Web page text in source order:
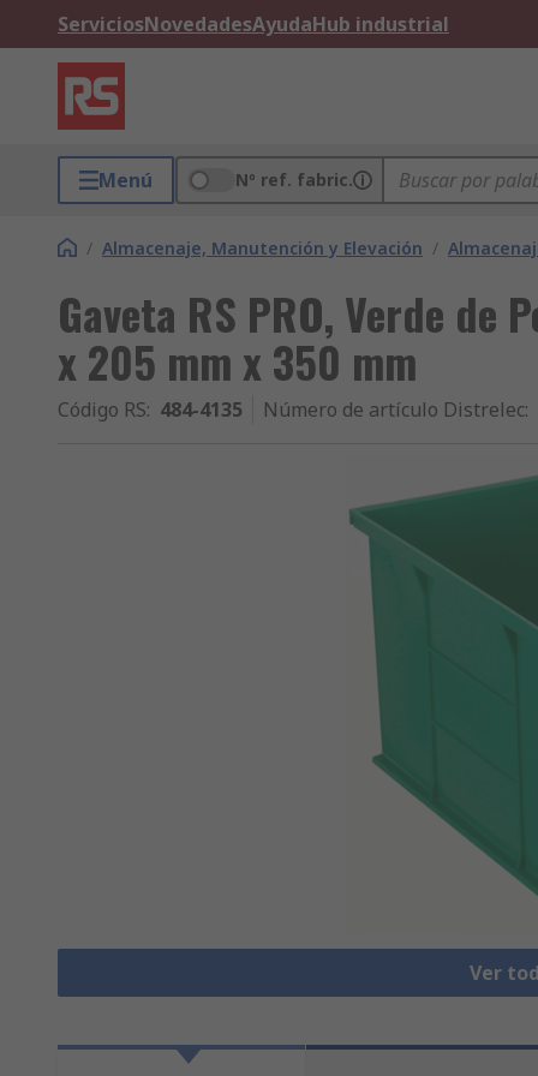
ServiciosNovedadesAyudaHub industrial
Menú Nº ref. fabric.
/ Almacenaje, Manutención y Elevación /
Gaveta RS PRO, Verde de
x 205 mm x 350 mm
Código RS: 484-4135 Número de artículo Distrelec:
Ver